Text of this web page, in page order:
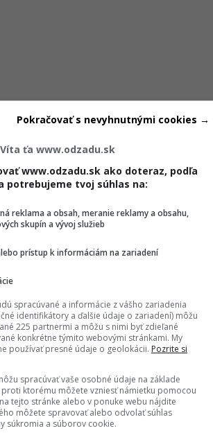
no nenaplňujúceho vzťahu, než z
Mgr. Viera Škopováz online poradne
dlhšie práve preto, že navonok
💌
Point evente ako prvá?
newslettrov.
e-mail a potvrď
Víta ťa www.odzadu.sk
www.odzadu.sk ako doteraz, podľa
potrebujeme tvoj súhlas na:
reklama a obsah, meranie reklamy a obsahu,
skupín a vývoj služieb
prístup k informáciám na zariadení
spracúvané a informácie z vášho zariadenia
identifikátory a ďalšie údaje o zariadení) môžu
225 partnermi a môžu s nimi byť zdieľané
konkrétne týmito webovými stránkami. My
používať presné údaje o geolokácii. Pozrite si
spracúvať vaše osobné údaje na základe
ktorému môžete vzniesť námietku pomocou
tejto stránke alebo v ponuke webu nájdite
môžete spravovať alebo odvolať súhlas
súkromia a súborov cookie.
Pokračovať s nevyhnutnými cookies →